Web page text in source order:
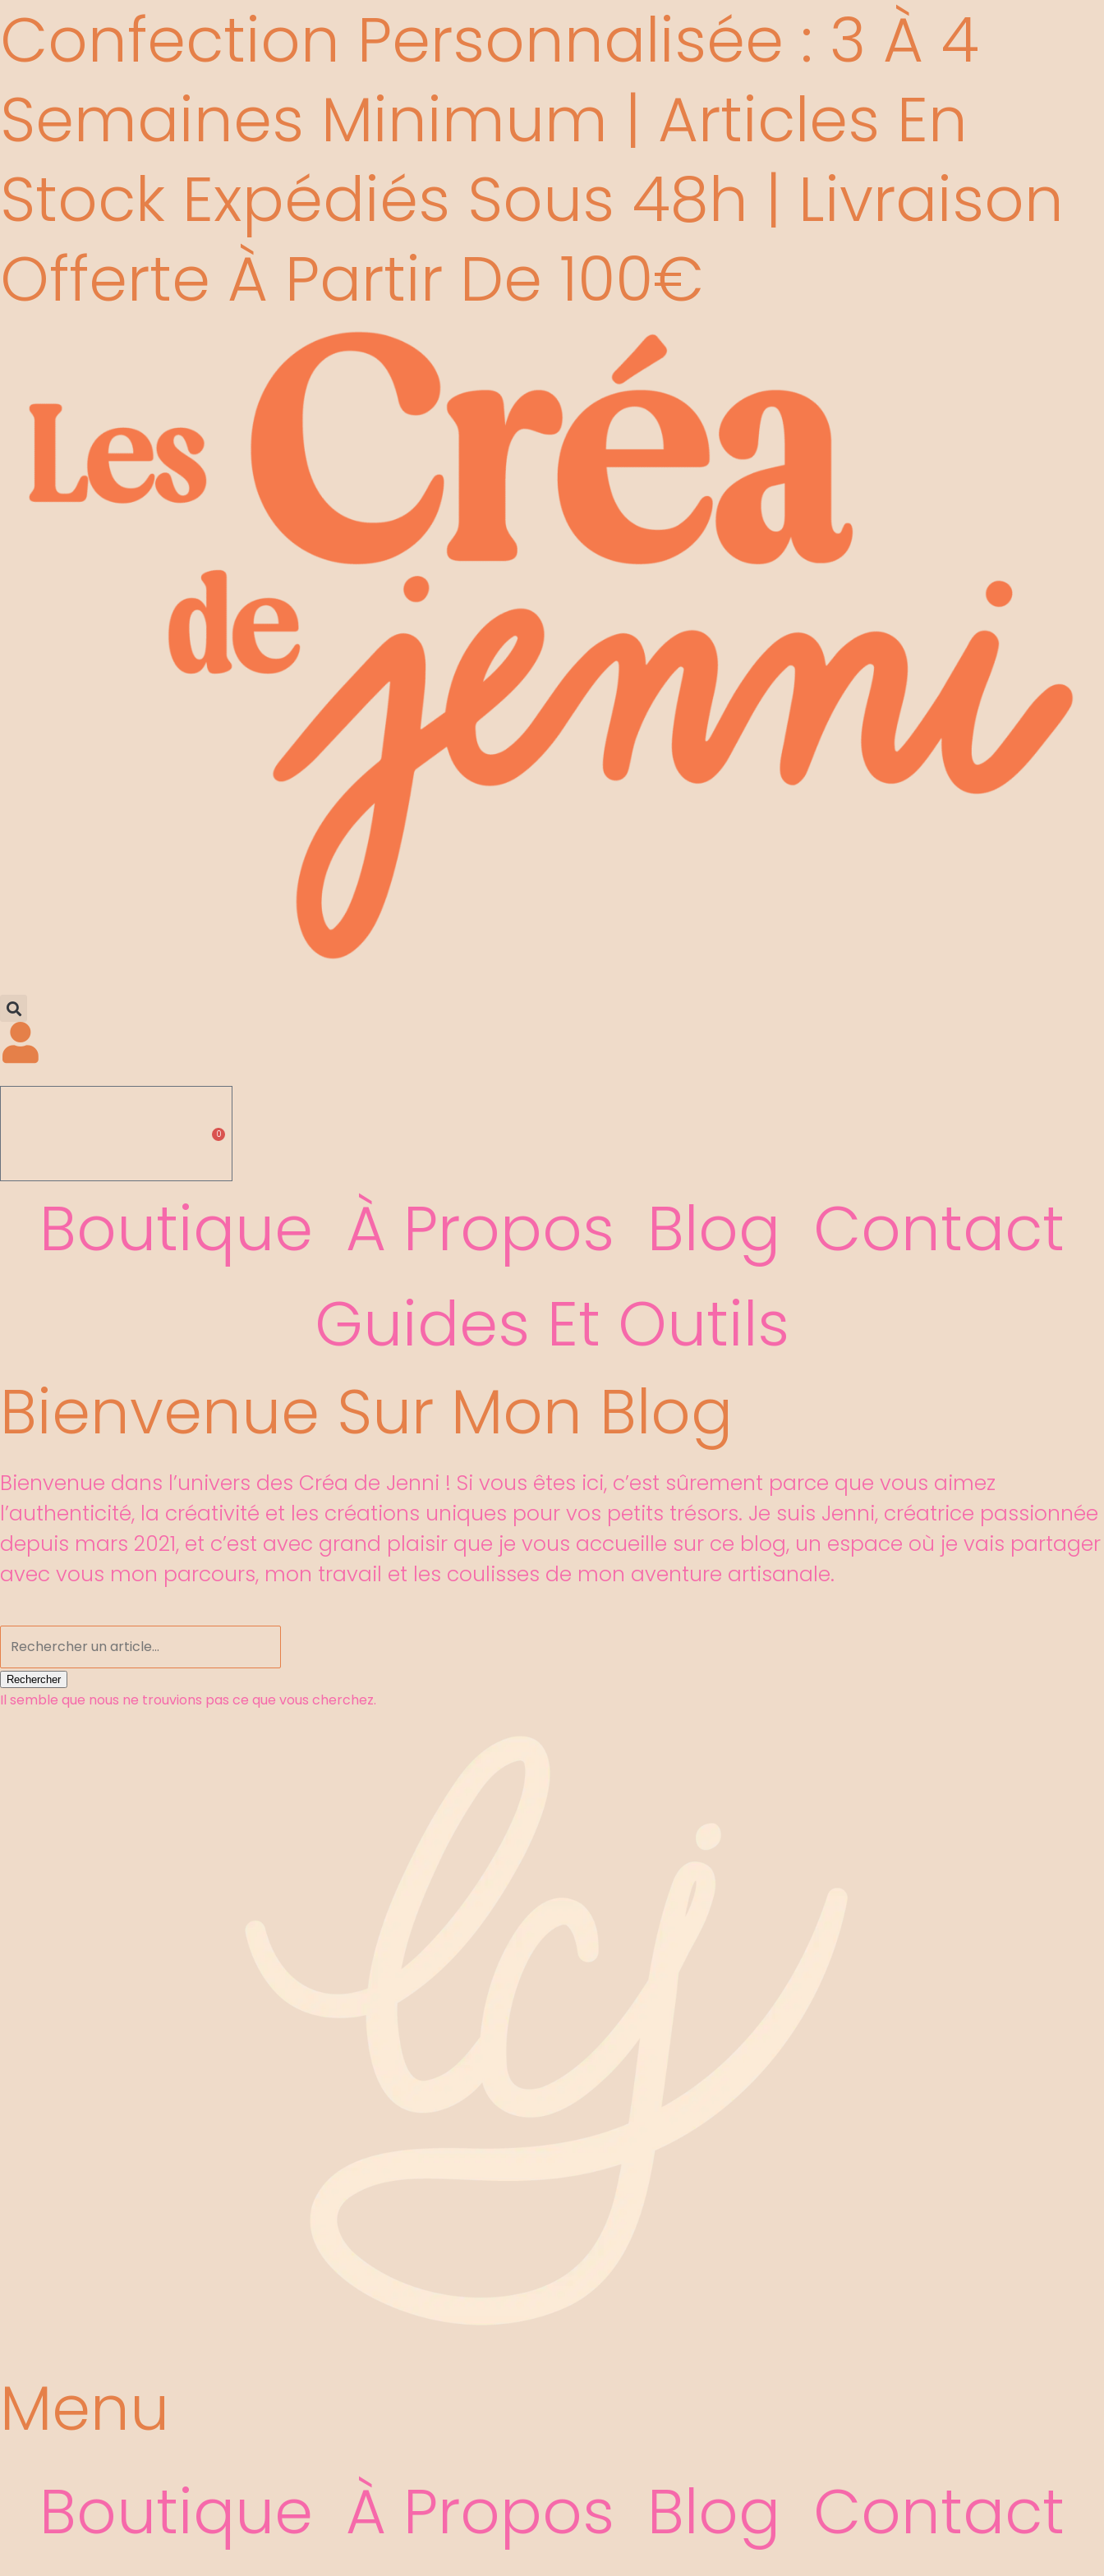
au
contenu
Confection Personnalisée : 3 À 4
Semaines Minimum | Articles En
Stock Expédiés Sous 48h | Livraison
Offerte À Partir De 100€
0
Panier
Boutique À Propos Blog Contact
Guides Et Outils
Bienvenue Sur Mon Blog
Bienvenue dans l’univers des Créa de Jenni ! Si vous êtes ici, c’est sûrement parce que vous aimez
l’authenticité, la créativité et les créations uniques pour vos petits trésors. Je suis Jenni, créatrice passionnée
depuis mars 2021, et c’est avec grand plaisir que je vous accueille sur ce blog, un espace où je vais partager
avec vous mon parcours, mon travail et les coulisses de mon aventure artisanale.
Rechercher
Il semble que nous ne trouvions pas ce que vous cherchez.
Menu
Boutique À Propos Blog Contact